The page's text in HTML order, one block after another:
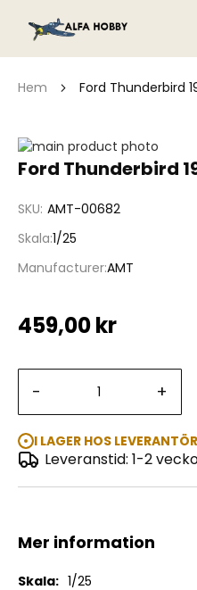
Hem Ford Thunderbird
Ford Thunderbird
SKU AMT-00682
Skala 1/25
ManufacturerAMT
459,00 kr
- +
I LAGER HOS LEVERANTÖR
Leveranstid: 1-2
Hoppa
till
bildgalleriet
Ford
Hoppa
av
bildgalleriet
Mer information
Mer
1/25